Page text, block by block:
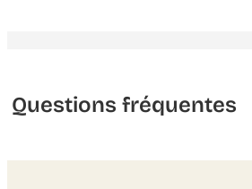
Questions fréquentes